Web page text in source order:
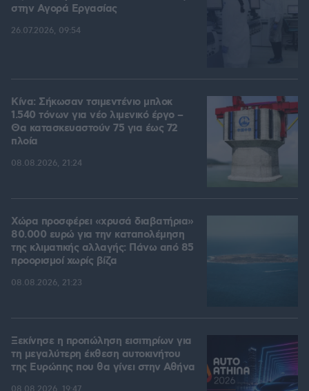
στην Aγορά Eργασίας
26.07.2026, 09:54
Κίνα: Σήκωσαν τσιμεντένιο μπλοκ
1.540 τόνων για νέο λιμενικό έργο –
Θα κατασκευαστούν 75 για έως 72
πλοία
08.08.2026, 21:24
Χώρα προσφέρει «χρυσά διαβατήρια»
80.000 ευρώ για την καταπολέμηση
της κλιματικής αλλαγής: Πάνω από 85
προορισμοί χωρίς βίζα
08.08.2026, 21:23
Ξεκίνησε η προπώληση εισιτηρίων για
τη μεγαλύτερη έκθεση αυτοκινήτου
της Ευρώπης που θα γίνει στην Αθήνα